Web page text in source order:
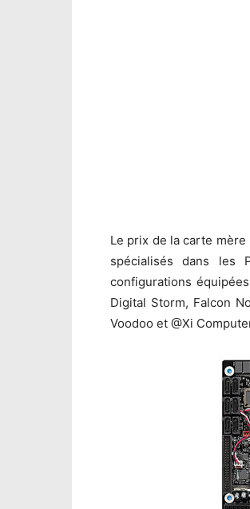
Le prix de la carte
spécialisés dans les
configurations
Digital Storm, Falcon
Voodoo et @Xi